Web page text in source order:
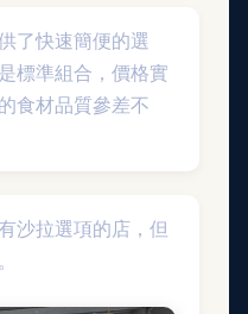
了快速簡便的選
標準組合，價格實
食材品質參差不
沙拉選項的店，但